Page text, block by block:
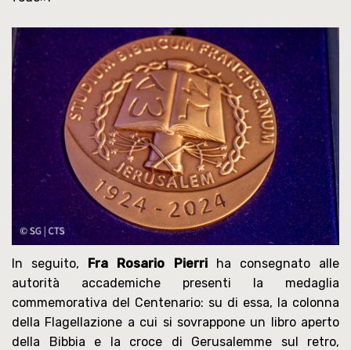
In seguito, Fra Rosario Pierriha consegnato alle
autorità accademiche presenti la medaglia
commemorativa del Centenario: su di essa, la colonna
della Flagellazione a cui si sovrappone un libro aperto
della Bibbia e la croce di Gerusalemme sul retro,